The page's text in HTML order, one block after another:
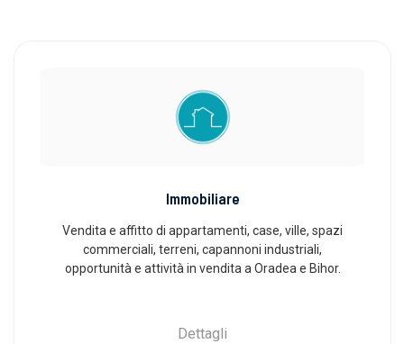
Immobiliare
Vendita e affitto di appartamenti, case, ville, spazi
commerciali, terreni, capannoni industriali,
opportunità e attività in vendita a Oradea e Bihor.
Dettagli